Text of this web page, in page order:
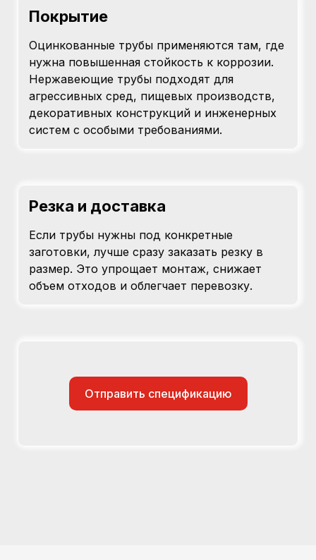
Покрытие
Оцинкованные трубы применяются там, где
нужна повышенная стойкость к коррозии.
Нержавеющие трубы подходят для
агрессивных сред, пищевых производств,
декоративных конструкций и инженерных
систем с особыми требованиями.
Резка и доставка
Если трубы нужны под конкретные
заготовки, лучше сразу заказать резку в
размер. Это упрощает монтаж, снижает
объем отходов и облегчает перевозку.
Отправить спецификацию